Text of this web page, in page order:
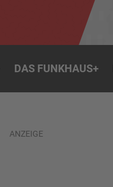
DAS FUNKHAUS+
ANZEIGE